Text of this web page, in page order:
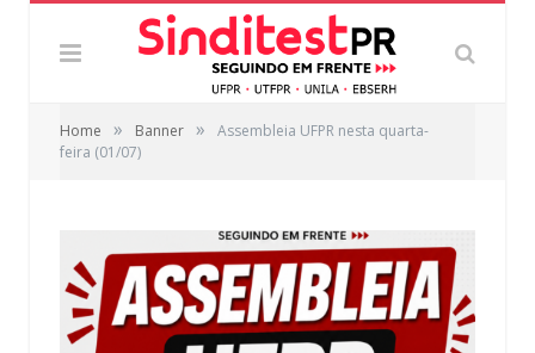
Home » Banner »
Assembleia UFPR nesta quarta-
feira (01/07)